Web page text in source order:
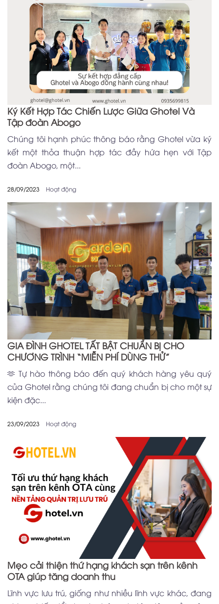
Ký Kết Hợp Tác Chiến Lược Giữa Ghotel Và
Tập đoàn Abogo
Chúng tôi hạnh phúc thông báo rằng Ghotel vừa ký
kết một thỏa thuận hợp tác đầy hứa hẹn với Tập
đoàn Abogo, một...
28/09/2023 Hoạt động
GIA ĐÌNH GHOTEL TẤT BẬT CHUẨN BỊ CHO
CHƯƠNG TRÌNH “MIỄN PHÍ DÙNG THỬ”
🫶 Tự hào thông báo đến quý khách hàng yêu quý
của Ghotel rằng chúng tôi đang chuẩn bị cho một sự
kiện đặc...
23/09/2023 Hoạt động
Mẹo cải thiện thứ hạng khách sạn trên kênh
OTA giúp tăng doanh thu
Lĩnh vực lưu trú, giống như nhiều lĩnh vực khác, đang